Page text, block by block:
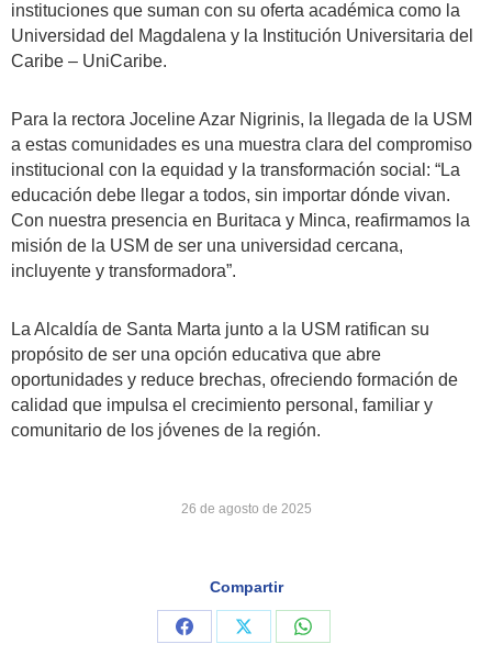
instituciones que suman con su oferta académica como la
Universidad del Magdalena y la Institución Universitaria del
Caribe – UniCaribe.
Para la rectora Joceline Azar Nigrinis, la llegada de la USM
a estas comunidades es una muestra clara del compromiso
institucional con la equidad y la transformación social: “La
educación debe llegar a todos, sin importar dónde vivan.
Con nuestra presencia en Buritaca y Minca, reafirmamos la
misión de la USM de ser una universidad cercana,
incluyente y transformadora”.
La Alcaldía de Santa Marta junto a la USM ratifican su
propósito de ser una opción educativa que abre
oportunidades y reduce brechas, ofreciendo formación de
calidad que impulsa el crecimiento personal, familiar y
comunitario de los jóvenes de la región.
26 de agosto de 2025
Compartir
Share
Share
Share